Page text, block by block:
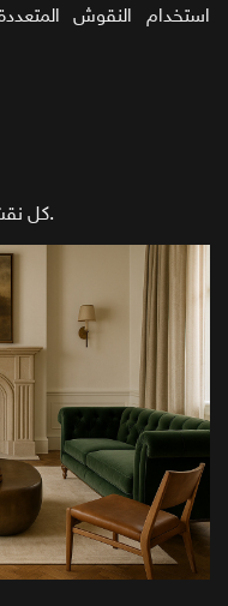
استخدام النقوش
كل نقش يُختار بعناية لإضفاء جو دافئ ومتناغم.